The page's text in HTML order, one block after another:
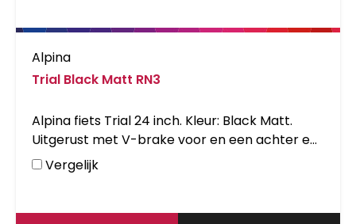
Alpina
Trial Black Matt RN3
Alpina fiets Trial 24 inch. Kleur: Black Matt.
Uitgerust met V-brake voor en een achter en
met aluminium frame. Inclusief slot, verlichting
en zijstandaard. Kleurnummer: YS7676 Matt.
Vergelijk